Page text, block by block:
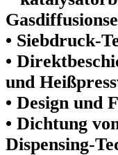
• Siebdruck-
•
und
• Design und
• Dichtung
Dispensing-